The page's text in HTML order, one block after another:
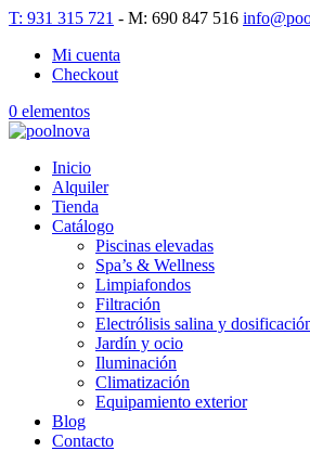
T: 931 315 721 - M: 690 847 516
Mi cuenta
Checkout
0 elementos
Inicio
Alquiler
Tienda
Catálogo
Piscinas elevadas
Spa’s & Wellness
Limpiafondos
Filtración
Electrólisis salina y
Jardín y ocio
Iluminación
Climatización
Equipamiento exterior
Blog
Contacto